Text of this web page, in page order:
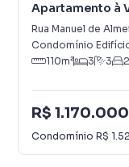
Apartamento à
Rua Manuel de
Condomínio
110m² 3 3 2
R$
Condomínio R$